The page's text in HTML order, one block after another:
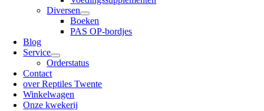
Diversen
Boeken
PAS OP-bordjes
Blog
Service
Orderstatus
Contact
over Reptiles Twente
Winkelwagen
Onze kwekerij